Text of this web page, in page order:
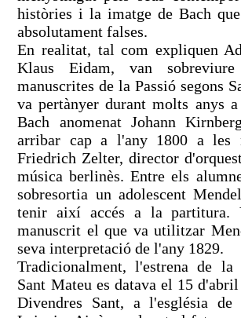
històries i la imatge de Bach
absolutament falses.
En realitat, tal com expliquen
Klaus Eidam, van
manuscrites de la Passió segons
va pertànyer durant molts anys
Bach anomenat Johann
arribar cap a l'any 1800 a les
Friedrich Zelter, director
música berlinès. Entre els
sobresortia un adolescent
tenir així accés a la partitura.
manuscrit el que va utilitzar
seva interpretació de l'any 1829.
Tradicionalment, l'estrena de la
Sant Mateu es datava el 15
Divendres Sant, a l'església de